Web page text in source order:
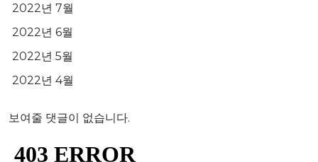
2022년 7월
2022년 6월
2022년 5월
2022년 4월
보여줄 댓글이 없습니다.